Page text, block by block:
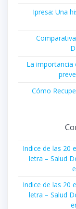
Ipresa: Una
La importancia
Cómo
Indice de las 20
letra – Salud
Indice de las 20
letra – Salud